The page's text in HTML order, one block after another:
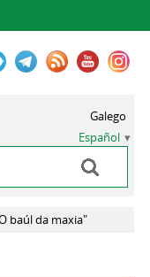
Galego
Español
baúl da maxia"